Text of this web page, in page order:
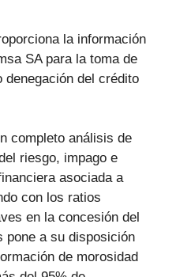
la información
SA para la toma de
del crédito
completo análisis de
riesgo, impago e
asociada a
con los ratios
en la concesión del
pone a su disposición
de morosidad